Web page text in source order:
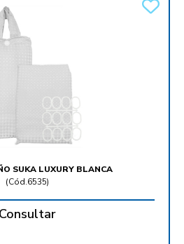
SUKA LUXURY BLANCA
(Cód.6535)
Consultar